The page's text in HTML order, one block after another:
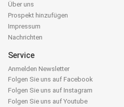
Über uns
Prospekt hinzufügen
Impressum
Nachrichten
Service
Anmelden Newsletter
Folgen Sie uns auf Facebook
Folgen Sie uns auf Instagram
Folgen Sie uns auf Youtube